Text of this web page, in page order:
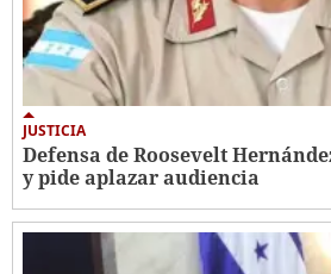
JUSTICIA
Defensa de Roosevelt
y pide aplazar audiencia